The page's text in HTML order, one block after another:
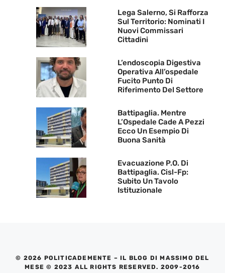
Lega Salerno, Si Rafforza
Sul Territorio: Nominati I
Nuovi Commissari
Cittadini
L’endoscopia Digestiva
Operativa All’ospedale
Fucito Punto Di
Riferimento Del Settore
Battipaglia. Mentre
L’Ospedale Cade A Pezzi
Ecco Un Esempio Di
Buona Sanità
Evacuazione P.O. Di
Battipaglia. Cisl-Fp:
Subito Un Tavolo
Istituzionale
© 2026 POLITICADEMENTE – IL BLOG DI MASSIMO DEL
MESE © 2023 ALL RIGHTS RESERVED. 2009-2016